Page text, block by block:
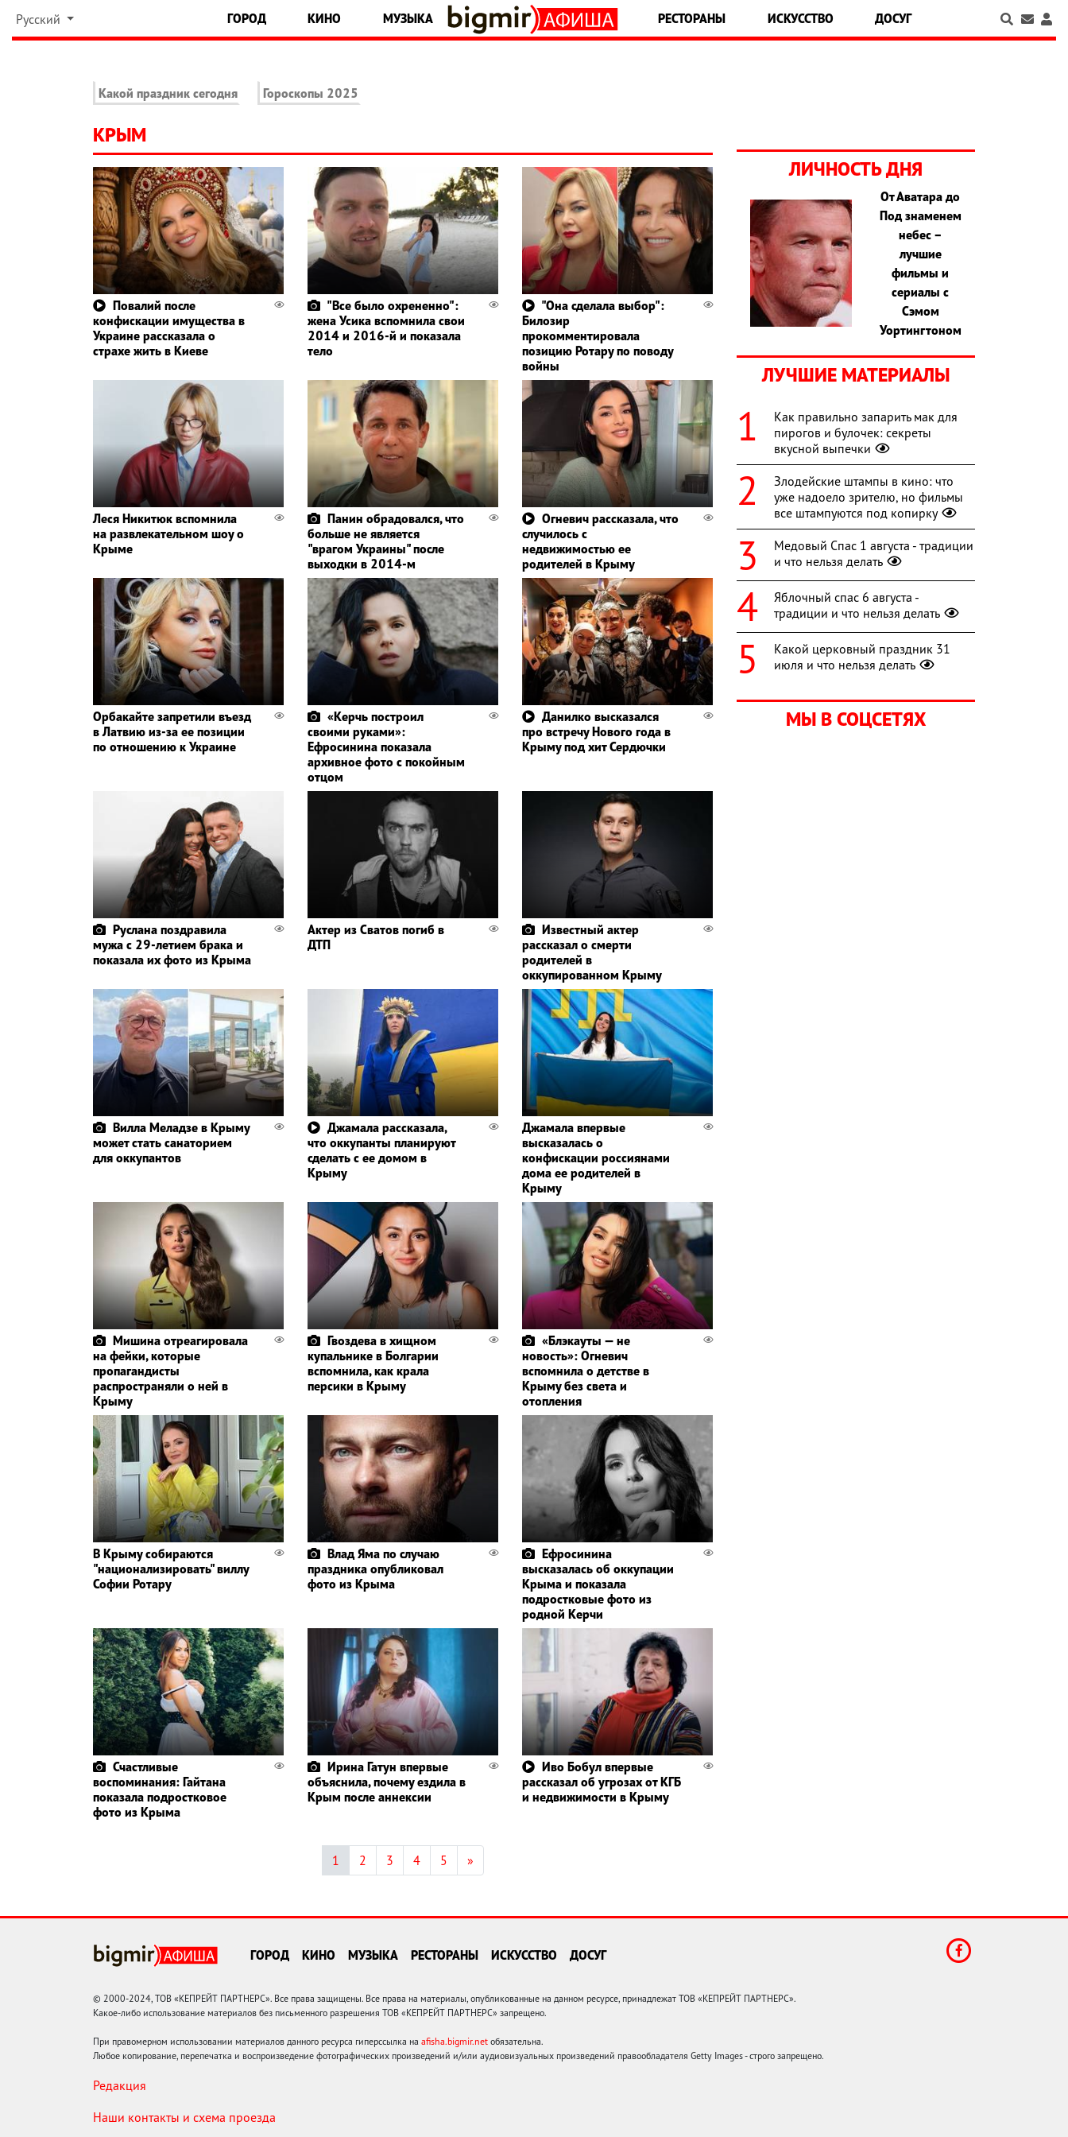
Русский ГОРОД КИНО МУЗЫКА РЕСТОРАНЫ ИСКУССТВО ДОСУГ
Какой праздник сегодня Гороскопы 2025
КРЫМ
Повалий после
конфискации имущества в
Украине рассказала о
страхе жить в Киеве
"Все было охрененно":
жена Усика вспомнила свои
2014 и 2016-й и показала
тело
"Она сделала выбор":
Билозир
прокомментировала
позицию Ротару по поводу
войны
Леся Никитюк вспомнила
на развлекательном шоу о
Крыме
Панин обрадовался, что
больше не является
"врагом Украины" после
выходки в 2014-м
Огневич рассказала, что
случилось с
недвижимостью ее
родителей в Крыму
Орбакайте запретили въезд
в Латвию из-за ее позиции
по отношению к Украине
«Керчь построил
своими руками»:
Ефросинина показала
архивное фото с покойным
отцом
Данилко высказался
про встречу Нового года в
Крыму под хит Сердючки
Руслана поздравила
мужа с 29-летием брака и
показала их фото из Крыма
Актер из Сватов погиб в
ДТП
Известный актер
рассказал о смерти
родителей в
оккупированном Крыму
Вилла Меладзе в Крыму
может стать санаторием
для оккупантов
Джамала рассказала,
что оккупанты планируют
сделать с ее домом в
Крыму
Джамала впервые
высказалась о
конфискации россиянами
дома ее родителей в
Крыму
Мишина отреагировала
на фейки, которые
пропагандисты
распространяли о ней в
Крыму
Гвоздева в хищном
купальнике в Болгарии
вспомнила, как крала
персики в Крыму
«Блэкауты — не
новость»: Огневич
вспомнила о детстве в
Крыму без света и
отопления
В Крыму собираются
"национализировать" виллу
Софии Ротару
Влад Яма по случаю
праздника опубликовал
фото из Крыма
Ефросинина
высказалась об оккупации
Крыма и показала
подростковые фото из
родной Керчи
Счастливые
воспоминания: Гайтана
показала подростковое
фото из Крыма
Ирина Гатун впервые
объяснила, почему ездила в
Крым после аннексии
Иво Бобул впервые
рассказал об угрозах от КГБ
и недвижимости в Крыму
1 2 3 4 5 »
ЛИЧНОСТЬ ДНЯ
От Аватара до
Под знаменем
небес –
лучшие
фильмы и
сериалы с
Сэмом
Уортингтоном
ЛУЧШИЕ МАТЕРИАЛЫ
Как правильно запарить мак для
пирогов и булочек: секреты
вкусной выпечки
Злодейские штампы в кино: что
уже надоело зрителю, но фильмы
все штампуются под копирку
Медовый Спас 1 августа - традиции
и что нельзя делать
Яблочный спас 6 августа -
традиции и что нельзя делать
Какой церковный праздник 31
июля и что нельзя делать
МЫ В СОЦСЕТЯХ
ГОРОД КИНО МУЗЫКА РЕСТОРАНЫ ИСКУССТВО ДОСУГ
© 2000-2024, ТОВ «КЕПРЕЙТ ПАРТНЕРС». Все права защищены. Все права на материалы, опубликованные на данном ресурсе, принадлежат ТОВ «КЕПРЕЙТ ПАРТНЕРС».
Какое-либо использование материалов без письменного разрешения ТОВ «КЕПРЕЙТ ПАРТНЕРС» запрещено.
При правомерном использовании материалов данного ресурса гиперссылка на afisha.bigmir.net обязательна.
Любое копирование, перепечатка и воспроизведение фотографических произведений и/или аудиовизуальных произведений правообладателя Getty Images - строго запрещено.
Редакция
Наши контакты и схема проезда